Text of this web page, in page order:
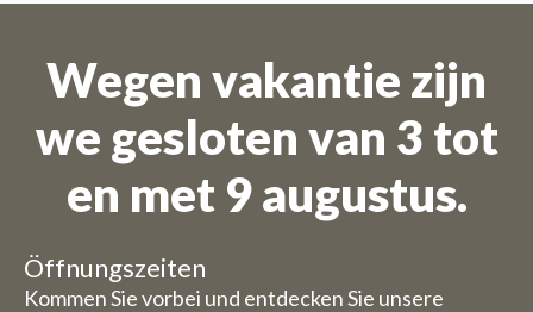
Wegen vakantie zijn
we gesloten van 3 tot
en met 9 augustus.
Öffnungszeiten
Kommen Sie vorbei und entdecken Sie unsere